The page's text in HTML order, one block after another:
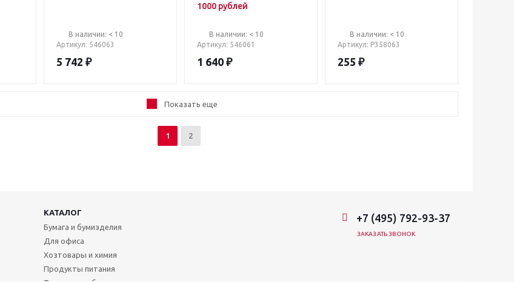
В наличии: < 10
Артикул: 546063
5 742 ₽
1000 рублей
В наличии: < 10
Артикул: 546061
1 640 ₽
В наличии: < 10
Артикул: Р358063
255 ₽
Показать еще
1 2
КАТАЛОГ
Бумага и бумизделия
Для офиса
Хозтовары и химия
Продукты питания
+7 (495) 792-93-37
ЗАКАЗАТЬ ЗВОНОК